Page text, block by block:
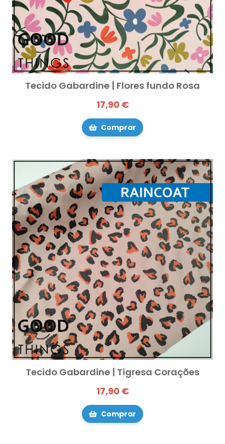
Tecido Gabardine | Flores fundo Rosa
17,90 €
Comprar
Tecido Gabardine | Tigresa Corações
17,90 €
Comprar